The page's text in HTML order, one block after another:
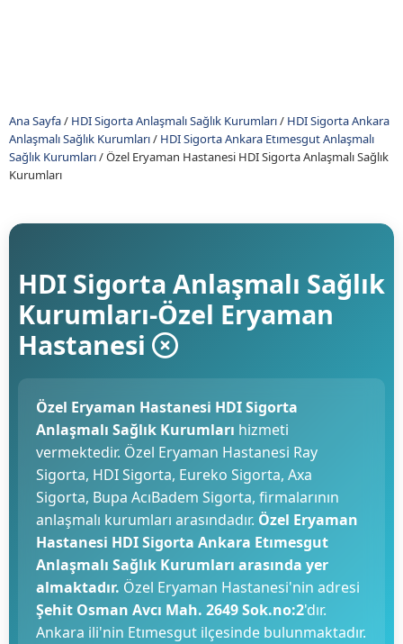
Ana Sayfa/ HDI Sigorta Anlaşmalı Sağlık Kurumları/ HDI Sigorta Ankara
Anlaşmalı Sağlık Kurumları/ HDI Sigorta Ankara Etımesgut Anlaşmalı
Sağlık Kurumları/Özel Eryaman Hastanesi HDI Sigorta Anlaşmalı Sağlık
Kurumları
HDI Sigorta Anlaşmalı Sağlık
Kurumları-Özel Eryaman
Hastanesi
Özel Eryaman Hastanesi HDI Sigorta
Anlaşmalı Sağlık Kurumları hizmeti
vermektedir. Özel Eryaman Hastanesi Ray
Sigorta, HDI Sigorta, Eureko Sigorta, Axa
Sigorta, Bupa AcıBadem Sigorta, firmalarının
anlaşmalı kurumları arasındadır. Özel Eryaman
Hastanesi HDI Sigorta Ankara Etımesgut
Anlaşmalı Sağlık Kurumları arasında yer
almaktadır. Özel Eryaman Hastanesi'nin adresi
Şehit Osman Avcı Mah. 2649 Sok.no:2'dır.
Ankara ili'nin Etımesgut ilçesinde bulunmaktadır.